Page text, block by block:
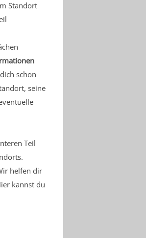
Standort
schon
seine
Teil
helfen dir
kannst du